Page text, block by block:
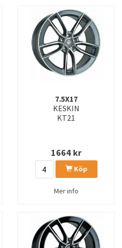
7.5X17
KESKIN
KT21
1664kr
Köp
Mer info